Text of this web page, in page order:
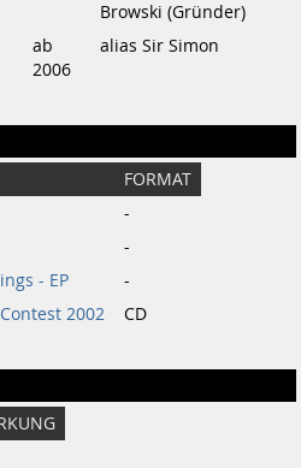
Browski (Gründer)
ab
2006
alias Sir Simon
FORMAT
-
-
- EP
-
2002 CD